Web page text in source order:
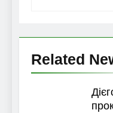
Related